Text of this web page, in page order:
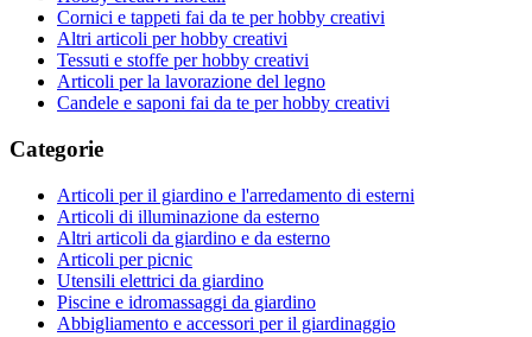
Cornici e tappeti fai da te per hobby creativi
Altri articoli per hobby creativi
Tessuti e stoffe per hobby creativi
Articoli per la lavorazione del legno
Candele e saponi fai da te per hobby creativi
Categorie
Articoli per il giardino e l'arredamento di esterni
Articoli di illuminazione da esterno
Altri articoli da giardino e da esterno
Articoli per picnic
Utensili elettrici da giardino
Piscine e idromassaggi da giardino
Abbigliamento e accessori per il giardinaggio